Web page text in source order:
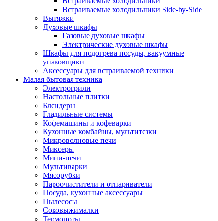
Встраиваемые холодильники Side-by-Side
Вытяжки
Духовые шкафы
Газовые духовые шкафы
Электрические духовые шкафы
Шкафы для подогрева посуды, вакуумные
упаковщики
Аксессуары для встраиваемой техники
Малая бытовая техника
Электрогрили
Настольные плитки
Блендеры
Гладильные системы
Кофемашины и кофеварки
Кухонные комбайны, мультитезки
Микроволновые печи
Миксеры
Мини-печи
Мультиварки
Мясорубки
Пароочистители и отпариватели
Посуда, кухонные аксессуары
Пылесосы
Соковыжималки
Термопоты